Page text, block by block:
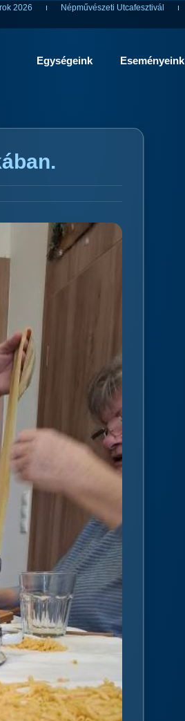
2026 Népművészeti Utcafesztivál
Egységeink Eseményeink